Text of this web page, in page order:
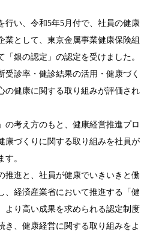
行い、令和5年5月付で、社員の健康
業として、東京金属事業健康保険組
銀の認定」の認定を受けました。
受診率・健診結果の活用・健康づく
の健康に関する取り組みが評価され
の考え方のもと、健康経営推進プロ
康づくりに関する取り組みを社員が
。
推進と、社員が健康でいきいきと働
、経済産業省において推進する「健
より高い成果を求められる認定制度
き、健康経営に関する取り組みをよ